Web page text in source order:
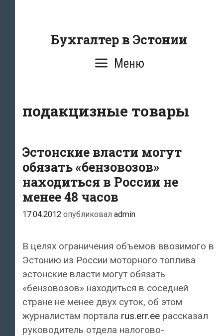
содержаниюБухгалтер в Эстонии
Меню
подакцизные товары
Эстонские власти могут
обязать «бензовозов»
находиться в России не
менее 48 часов
17.04.2012 опубликовал admin
В целях ограничения объемов ввозимого в
Эстонию из России моторного топлива
эстонские власти могут обязать
«бензовозов» находиться в соседней
стране не менее двух суток, об этом
журналистам портала rus.err.ee рассказал
руководитель отдела налогово-